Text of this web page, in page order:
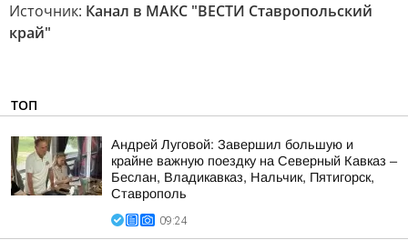
Источник: Канал в МАКС "ВЕСТИ Ставропольский
край"
ТОП
Андрей Луговой: Завершил большую и
крайне важную поездку на Северный Кавказ –
Беслан, Владикавказ, Нальчик, Пятигорск,
Ставрополь
09:24